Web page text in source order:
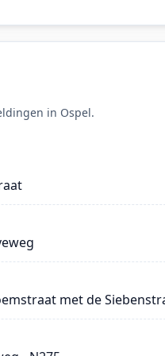
in Ospel.
met de